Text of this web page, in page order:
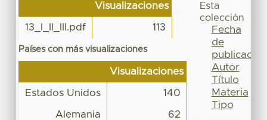
Visualizaciones
13_I_II_III.pdf 113
Países con más visualizaciones
Visualizaciones
Estados Unidos 140
Alemania 62
Esta
colección
Fecha
de
publicación
Autor
Título
Materia
Tipo